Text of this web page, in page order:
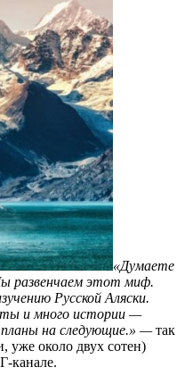
«Думаете
развенчаем этот миф.
Русской Аляски.
и много истории —
планы на следующие.» —так
уже около двух сотен)
канале.